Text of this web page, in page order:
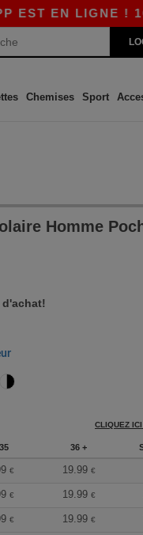
LIGNE ! 10 € DE
Chemises Sport
Homme
CLIQUEZ
36 +
€ 19.99 €
€ 19.99 €
€ 19.99 €